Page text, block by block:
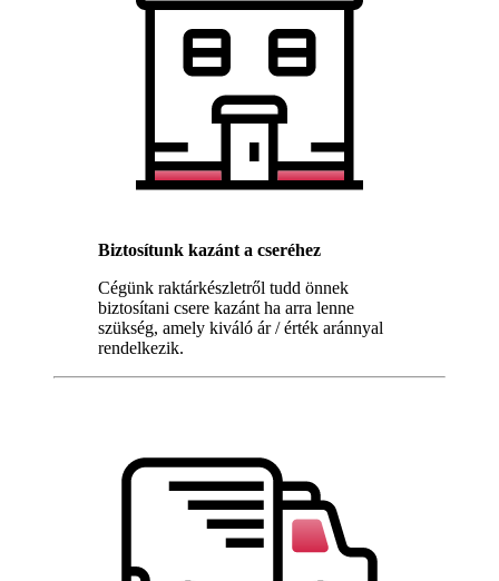
Biztosítunk kazánt a cseréhez
Cégünk raktárkészletről tudd önnek
biztosítani csere kazánt ha arra lenne
szükség, amely kiváló ár / érték aránnyal
rendelkezik.